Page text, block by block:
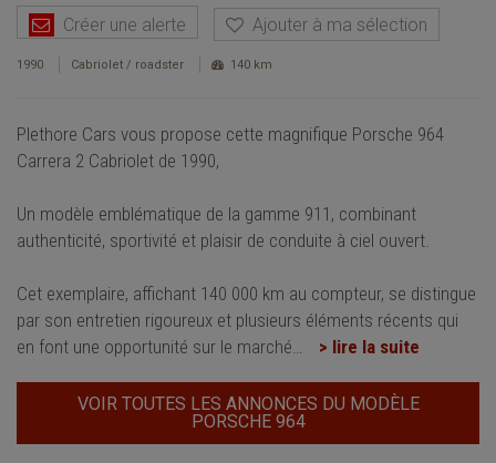
Créer une alerte Ajouter à ma sélection
1990 Cabriolet / roadster 140 km
Plethore Cars vous propose cette magnifique Porsche 964
Carrera 2 Cabriolet de 1990,
Un modèle emblématique de la gamme 911, combinant
authenticité, sportivité et plaisir de conduite à ciel ouvert.
Cet exemplaire, affichant 140 000 km au compteur, se distingue
par son entretien rigoureux et plusieurs éléments récents qui
en font une opportunité sur le marché
> lire la suite
VOIR TOUTES LES ANNONCES DU MODÈLE
PORSCHE 964